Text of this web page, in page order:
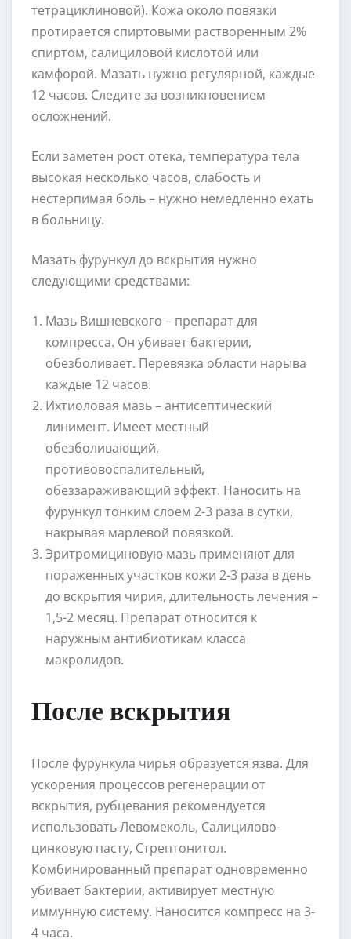
тетрациклиновой). Кожа около повязки
протирается спиртовыми растворенным 2%
спиртом, салициловой кислотой или
камфорой. Мазать нужно регулярной, каждые
12 часов. Следите за возникновением
осложнений.
Если заметен рост отека, температура тела
высокая несколько часов, слабость и
нестерпимая боль – нужно немедленно ехать
в больницу.
Мазать фурункул до вскрытия нужно
следующими средствами:
Мазь Вишневского – препарат для
компресса. Он убивает бактерии,
обезболивает. Перевязка области нарыва
каждые 12 часов.
Ихтиоловая мазь – антисептический
линимент. Имеет местный
обезболивающий,
противовоспалительный,
обеззараживающий эффект. Наносить на
фурункул тонким слоем 2-3 раза в сутки,
накрывая марлевой повязкой.
Эритромициновую мазь применяют для
пораженных участков кожи 2-3 раза в день
до вскрытия чирия, длительность лечения –
1,5-2 месяц. Препарат относится к
наружным антибиотикам класса
макролидов.
После вскрытия
После фурункула чирья образуется язва. Для
ускорения процессов регенерации от
вскрытия, рубцевания рекомендуется
использовать Левомеколь, Салицилово-
цинковую пасту, Стрептонитол.
Комбинированный препарат одновременно
убивает бактерии, активирует местную
иммунную систему. Наносится компресс на 3-
4 часа.